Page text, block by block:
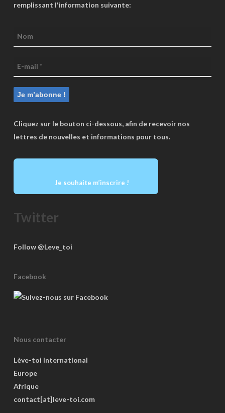
remplissant l'information suivante:
Cliquez sur le bouton ci-dessous, afin de recevoir nos
lettres de nouvelles et informations pour tous.
Je souhaite m’inscrire !
Twitter
Follow @Leve_toi
Facebook
Nous contacter
Lève-toi International
Europe
Afrique
contact[at]leve-toi.com